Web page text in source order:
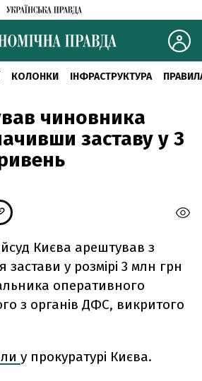
КОЛОНКИ ІНФРАСТРУКТУРА
чиновника
заставу у 3
Києва арештував з
у розмірі 3 млн грн
оперативного
з органів ДФС, викритого
у прокуратурі Києва.